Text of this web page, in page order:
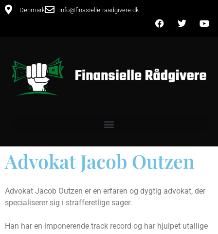
Denmark info@finasielle-raadgivere.dk
Advokat Jacob Outzen
Advokat Jacob Outzen er en erfaren og dygtig advokat, der
specialiserer sig i strafferetlige sager.
Han har en imponerende track record og har hjulpet utallige